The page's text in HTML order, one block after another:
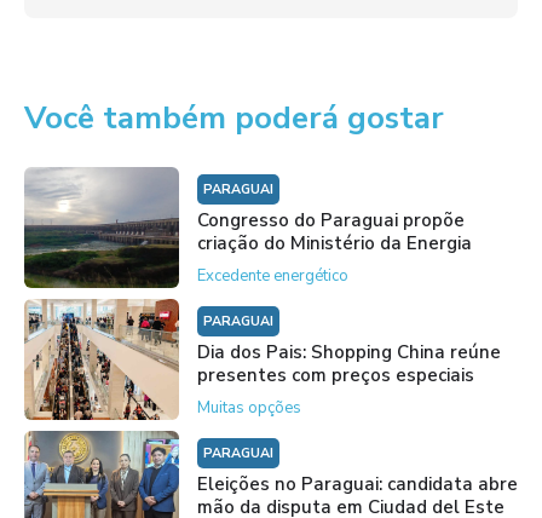
Você também poderá gostar
PARAGUAI
Congresso do Paraguai propõe
criação do Ministério da Energia
Excedente energético
PARAGUAI
Dia dos Pais: Shopping China reúne
presentes com preços especiais
Muitas opções
PARAGUAI
Eleições no Paraguai: candidata abre
mão da disputa em Ciudad del Este